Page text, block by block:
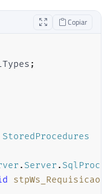
@hash =
do
]
Copiar
;
StoredProcedures
. Server .
stpWs_Requisicao